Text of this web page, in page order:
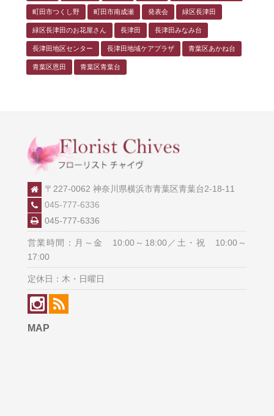
町田市つくし野 町田市南成瀬 発表会 緑区長津田
緑区長津田のお花屋さん 長津田 長津田みなみ台
長津田地区センター 長津田地域ケアプラザ 青葉区あかね台
青葉区恩田 青葉区青葉台
〒227-0062 神奈川県横浜市青葉区青葉台2-18-11
045-777-6336
045-777-6336
営業時間：月～金 10:00～18:00／土・祝 10:00～
17:00
定休日：木・日曜日
MAP